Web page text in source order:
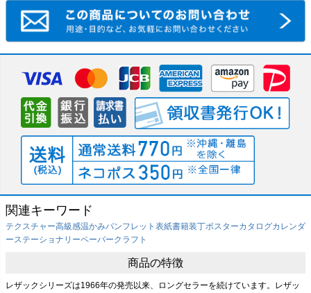
関連キーワード
テクスチャー高級感温かみパンフレット表紙書籍装丁ポスターカタログカレンダ
ーステーショナリーペーパークラフト
商品の特徴
レザックシリーズは1966年の発売以来、ロングセラーを続けています。レザッ